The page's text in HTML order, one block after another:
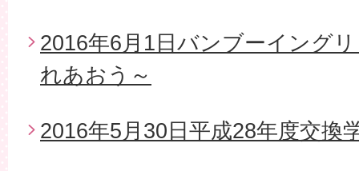
2016年6月1日バンブーイング
れあおう～
2016年5月30日平成28年度交換